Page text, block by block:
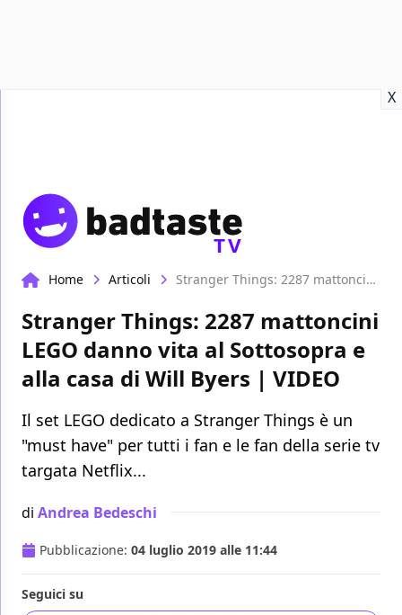
X
TV
Home Articoli Stranger Things: 2287 mattoncini LEGO danno vita al Sottosopra e alla casa di Will Byers | VIDEO
Stranger Things: 2287 mattoncini
LEGO danno vita al Sottosopra e
alla casa di Will Byers | VIDEO
Il set LEGO dedicato a Stranger Things è un
"must have" per tutti i fan e le fan della serie tv
targata Netflix...
di Andrea Bedeschi
Pubblicazione: 04 luglio 2019 alle 11:44
Seguici su